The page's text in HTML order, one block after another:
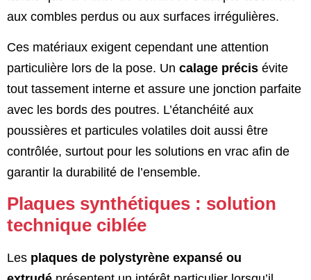
aux combles perdus ou aux surfaces irrégulières.
Ces matériaux exigent cependant une attention
particulière lors de la pose. Un calage précis évite
tout tassement interne et assure une jonction parfaite
avec les bords des poutres. L’étanchéité aux
poussières et particules volatiles doit aussi être
contrôlée, surtout pour les solutions en vrac afin de
garantir la durabilité de l’ensemble.
Plaques synthétiques : solution
technique ciblée
Les plaques de polystyrène expansé ou